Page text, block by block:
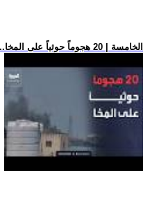
.. الخامسة | 20 هجوماً حوثياً على المخا.. والعليمي: استهداف الم